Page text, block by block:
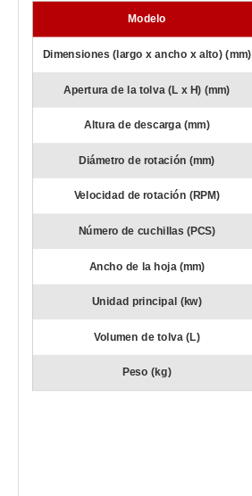
Modelo
Dimensiones (largo x ancho x alto) (mm)
Apertura de la tolva (L x H) (mm)
Altura de descarga (mm)
Diámetro de rotación (mm)
Velocidad de rotación (RPM)
Número de cuchillas (PCS)
Ancho de la hoja (mm)
Unidad principal (kw)
Volumen de tolva (L)
Peso (kg)